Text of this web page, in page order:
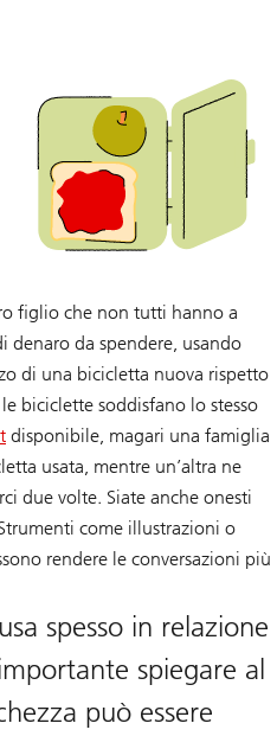
figlio che non tutti hanno a
denaro da spendere, usando
di una bicicletta nuova rispetto
biciclette soddisfano lo stesso
disponibile, magari una famiglia
usata, mentre un’altra ne
due volte. Siate anche onesti
come illustrazioni o
rendere le conversazioni più
spesso in relazione
spiegare al
può essere